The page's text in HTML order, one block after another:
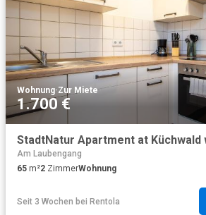
Wohnung·Zur Miete
1.700 €
Am Laubengang
65 m²2 ZimmerWohnung
Seit 3 Wochen bei Rentola